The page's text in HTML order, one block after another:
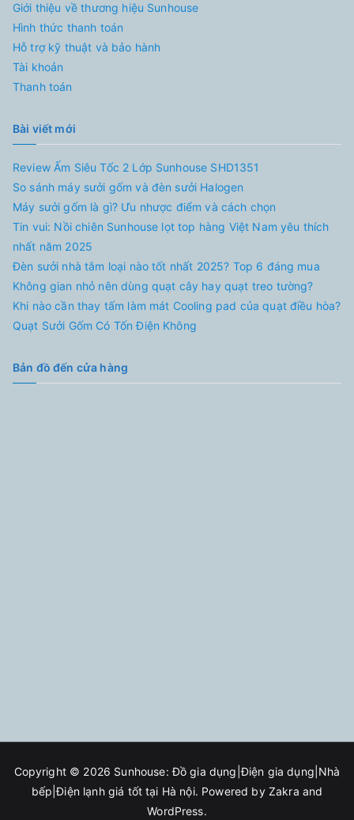
Giới thiệu về thương hiệu Sunhouse
Hình thức thanh toán
Hỗ trợ kỹ thuật và bảo hành
Tài khoản
Thanh toán
Bài viết mới
Review Ấm Siêu Tốc 2 Lớp Sunhouse SHD1351
So sánh máy sưởi gốm và đèn sưởi Halogen
Máy sưởi gốm là gì? Ưu nhược điểm và cách chọn
Tin vui: Nồi chiên Sunhouse lọt top hàng Việt Nam yêu thích
nhất năm 2025
Đèn sưởi nhà tắm loại nào tốt nhất 2025? Top 6 đáng mua
Không gian nhỏ nên dùng quạt cây hay quạt treo tường?
Khi nào cần thay tấm làm mát Cooling pad của quạt điều hòa?
Quạt Sưởi Gốm Có Tốn Điện Không
Bản đồ đến cửa hàng
Copyright © 2026 Sunhouse: Đồ gia dụng|Điện gia dụng|Nhà
bếp|Điện lạnh giá tốt tại Hà nội. Powered by Zakra and
WordPress.